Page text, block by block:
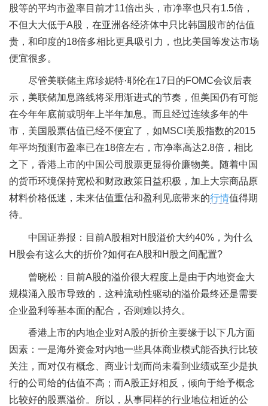
股等的平均市盈率目前才11倍出头，市净率也只有1.5倍，
不但大大低于A股，在亚洲各经济体中只比韩国股市的估值
贵，和印度的18倍多相比更具吸引力，也比美国等发达市场
便宜很多。
尽管美联储主席珍妮特·耶伦在17日的FOMC会议后表
示，美联储加息路线将采用渐进式的节奏，但美国仍有可能
在今年年底前或明年上半年加息。而且经过连续多年的牛
市，美国股票估值已经不便宜了，如MSCI美股指数的2015
年平均预测市盈率已在18倍左右，市净率高达2.8倍，相比
之下，香港上市的中国公司股票更显得价廉物美。随着中国
的货币环境保持宽松和财政政策日益积极，加上大宗商品原
材料价格低迷，未来估值重估和盈利见底带来的行情值得期
待。
中国证券报：目前A股相对H股溢价大约40%，为什么
H股会有这么大的折价?如何在A股和H股之间配置?
曾晓松：目前A股的溢价很大程度上是由于内地资金大
规模涌入股市导致的，这种流动性驱动的溢价最终还是需要
企业盈利等基本面的配合，否则难以持久。
香港上市的内地企业对A股的折价主要缘于以下几方面
因素：一是海外资金对内地一些具体商业模式能否执行比较
关注，而对仅有概念、商业计划而尚未看到业绩或至少是执
行的公司给的估值不高；而A股正好相反，倾向于给予概念
比较好的股票溢价。所以，从事同样的行业地位相近的公